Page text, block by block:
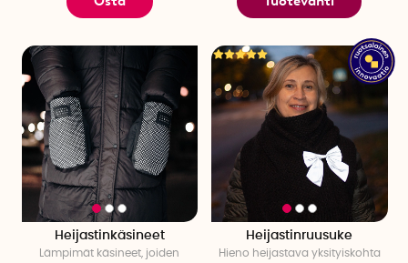
Heijastinkäsineet
Lämpimät käsineet, joiden
Heijastinruusuke
Hieno heijastava yksityiskohta